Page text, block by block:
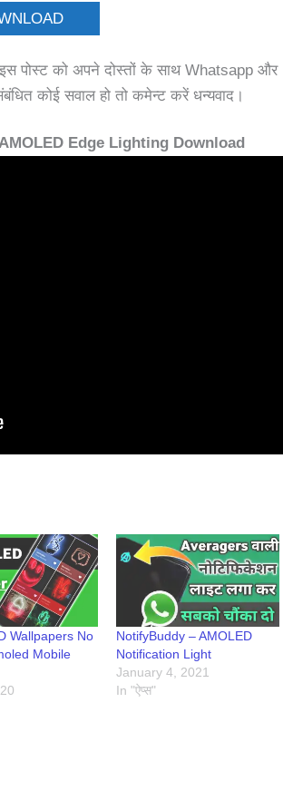
पोस्ट को अपने दोस्तों के साथ Whatsapp और
कोई सवाल हो तो कमेन्ट करें धन्यवाद।
Edge Lighting Download
Wallpapers No
Mobile
NotifyBuddy – AMOLED
Notification Light
January 4, 2021
In "ऐप्स"